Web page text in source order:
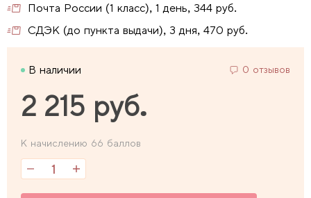
Почта России (1 класс), 1 день, 344 руб.
СДЭК (до пункта выдачи), 3 дня, 470 руб.
В наличии 0 отзывов
2 215 руб.
К начислению 66 баллов